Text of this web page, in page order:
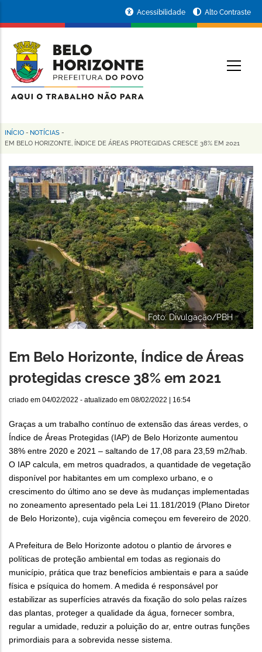
conteúdo
principal
da
Prefeitura
de
Horizonte
Acessibilidade Alto Contraste
Trilha
navegação
INÍCIO - NOTÍCIAS -
EM BELO HORIZONTE, ÍNDICE DE ÁREAS PROTEGIDAS CRESCE 38% EM 2021
Foto: Divulgação/PBH
Em Belo Horizonte, Índice de Áreas
protegidas cresce 38% em 2021
criado em 04/02/2022 - atualizado em 08/02/2022 | 16:54
Graças a um trabalho contínuo de extensão das áreas verdes, o
Índice de Áreas Protegidas (IAP) de Belo Horizonte aumentou
38% entre 2020 e 2021 – saltando de 17,08 para 23,59 m2/hab.
O IAP calcula, em metros quadrados, a quantidade de vegetação
disponível por habitantes em um complexo urbano, e o
crescimento do último ano se deve às mudanças implementadas
no zoneamento apresentado pela Lei 11.181/2019 (Plano Diretor
de Belo Horizonte), cuja vigência começou em fevereiro de 2020.
A Prefeitura de Belo Horizonte adotou o plantio de árvores e
políticas de proteção ambiental em todas as regionais do
município, prática que traz benefícios ambientais e para a saúde
física e psíquica do homem. A medida é responsável por
estabilizar as superfícies através da fixação do solo pelas raízes
das plantas, proteger a qualidade da água, fornecer sombra,
regular a umidade, reduzir a poluição do ar, entre outras funções
primordiais para a sobrevida nesse sistema.